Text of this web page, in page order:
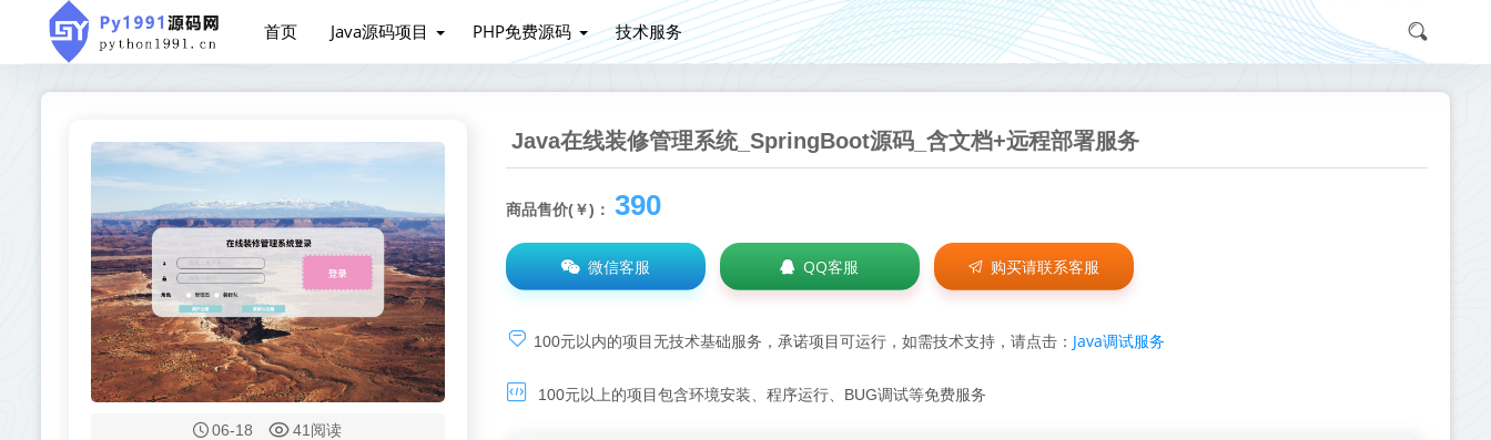
首页 Java源码项目 PHP免费源码 技术服务
06-18 41阅读
Java在线装修管理系统_SpringBoot源码_含文档+远程部署服务
商品售价(￥)： 390
微信客服 QQ客服 购买请联系客服
100元以内的项目无技术基础服务，承诺项目可运行，如需技术支持，请点击： Java调试服务
100元以上的项目包含环境安装、程序运行、BUG调试等免费服务